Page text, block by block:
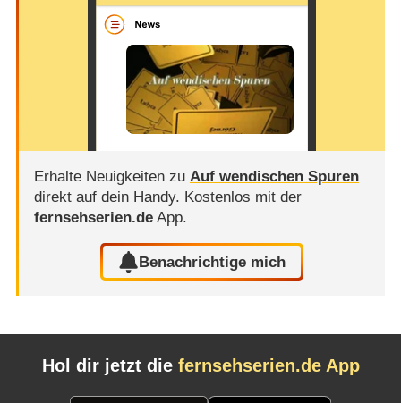
Erhalte Neuigkeiten zu Auf wendischen Spuren
direkt auf dein Handy. Kostenlos mit der
fernsehserien.deApp.
Benachrichtige mich
Hol dir jetzt die fernsehserien.de App